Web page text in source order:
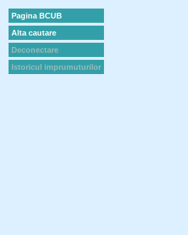
Pagina BCUB
Alta cautare
Deconectare
Istoricul imprumuturilor